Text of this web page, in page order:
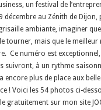
un festival de
décembre au Zénith de Dijon,
ambiante, imaginer
tourner, mais que le meilleur
Ce numéro est
suivront, à un rythme
encore plus de place aux
! Voici les 54 photos ci-
gratuitement sur mon site